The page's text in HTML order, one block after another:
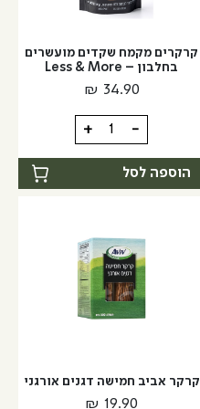
קרקרים מקמח שקדים מועשרים
בחלבון – Less & More
₪ 34.90
-
כמות
של
קרקרים
מקמח
מועשרים
בחלבון
Less
&
+
הוספה לסל
קרקר אביב חמישה דגנים אורגני
₪ 19.90